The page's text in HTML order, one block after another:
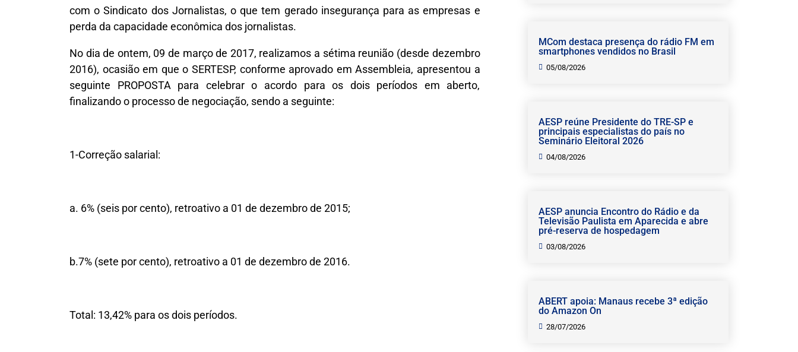
com o Sindicato dos Jornalistas, o que tem gerado insegurança para as empresas e
perda da capacidade econômica dos jornalistas.
No dia de ontem, 09 de março de 2017, realizamos a sétima reunião (desde dezembro
2016), ocasião em que o SERTESP, conforme aprovado em Assembleia, apresentou a
seguinte PROPOSTA para celebrar o acordo para os dois períodos em aberto,
finalizando o processo de negociação, sendo a seguinte:
1-Correção salarial:
a. 6% (seis por cento), retroativo a 01 de dezembro de 2015;
b.7% (sete por cento), retroativo a 01 de dezembro de 2016.
Total: 13,42% para os dois períodos.
MCom destaca presença do rádio FM em
smartphones vendidos no Brasil
05/08/2026
AESP reúne Presidente do TRE-SP e
principais especialistas do país no
Seminário Eleitoral 2026
04/08/2026
AESP anuncia Encontro do Rádio e da
Televisão Paulista em Aparecida e abre
pré-reserva de hospedagem
03/08/2026
ABERT apoia: Manaus recebe 3ª edição
do Amazon On
28/07/2026